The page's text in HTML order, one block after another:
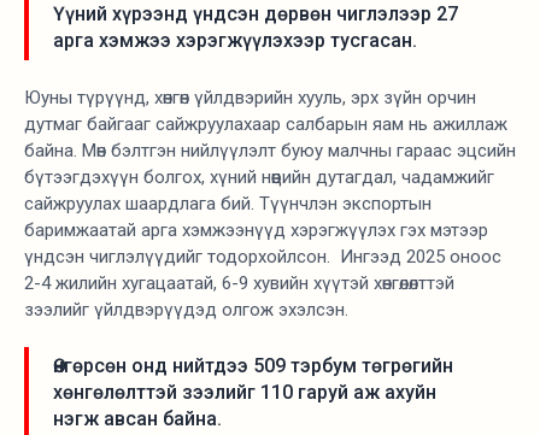
Үүний хүрээнд үндсэн дөрвөн чиглэлээр 27
арга хэмжээ хэрэгжүүлэхээр тусгасан.
Юуны түрүүнд, хөнгөн үйлдвэрийн хууль, эрх зүйн орчин
дутмаг байгааг сайжруулахаар салбарын яам нь ажиллаж
байна. Мөн бэлтгэн нийлүүлэлт буюу малчны гараас эцсийн
бүтээгдэхүүн болгох, хүний нөөцийн дутагдал, чадамжийг
сайжруулах шаардлага бий. Түүнчлэн экспортын
баримжаатай арга хэмжээнүүд хэрэгжүүлэх гэх мэтээр
үндсэн чиглэлүүдийг тодорхойлсон. Ингээд 2025 оноос
2-4 жилийн хугацаатай, 6-9 хувийн хүүтэй хөнгөлөлттэй
зээлийг үйлдвэрүүдэд олгож эхэлсэн.
Өнгөрсөн онд нийтдээ 509 тэрбум төгрөгийн
хөнгөлөлттэй зээлийг 110 гаруй аж ахуйн
нэгж авсан байна.